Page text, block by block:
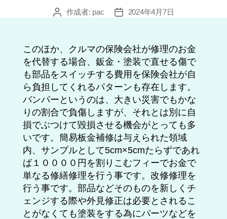
投 作成者: pac
投
2024年4月7日
このほか、クルマの保険会社が修理のお金
を代替する場合、鈑金・塗装で直せる傷で
も部品をスイッチする費用を保険会社が自
ら負担してくれるパターンも存在します。
バンパーというのは、大きい災害でもかな
りの割合で負傷しますが、それとは別に自
損でぶつけて毀損させる機会がとっても多
いです。簡易板金補修は与えられた領域
内、サンプルとして5cm×5cmたらずであれ
ば１００００円を割りこむフィーでお金で
単なる修繕修理を行う事です。改修修理を
行う事です。部品などそのものを新しくチ
ェンジする際や外見修正は必要とされるこ
とがなくても塗装をする為にパーツなどを